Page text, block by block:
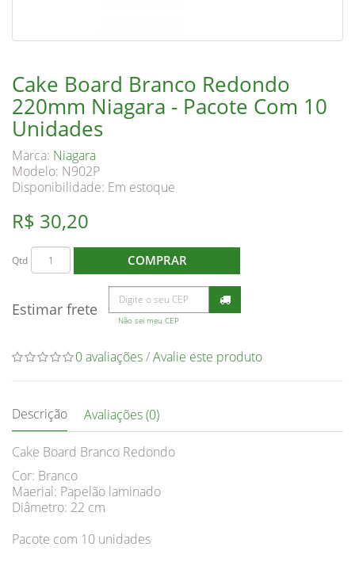
Cake Board Branco Redondo
220mm Niagara - Pacote Com 10
Unidades
Marca: Niagara
Modelo: N902P
Disponibilidade: Em estoque
R$ 30,20
Qtd COMPRAR
Estimar frete
Não sei meu CEP
0 avaliações/Avalie este produto
Descrição Avaliações (0)
Cake Board Branco Redondo
Cor: Branco
Maerial: Papelão laminado
Diâmetro: 22 cm
Pacote com 10 unidades